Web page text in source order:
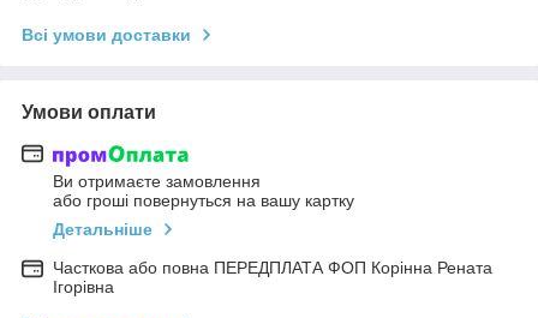
Всі умови доставки
Умови оплати
Ви отримаєте замовлення
або гроші повернуться на вашу картку
Детальніше
Часткова або повна ПЕРЕДПЛАТА ФОП Корінна Рената
Ігорівна